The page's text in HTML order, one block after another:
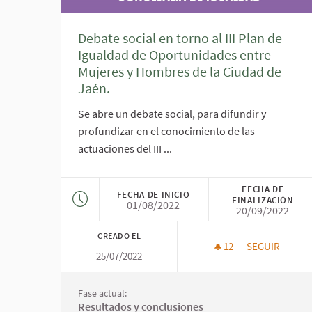
Debate social en torno al III Plan de
Igualdad de Oportunidades entre
Mujeres y Hombres de la Ciudad de
Jaén.
Se abre un debate social, para difundir y
profundizar en el conocimiento de las
actuaciones del III ...
FECHA DE INICIO
01/08/2022
FECHA DE
FINALIZACIÓN
20/09/2022
CREADO EL
25/07/2022
12 12 SEGUIDORAS
SEGUIR
Fase actual:
Resultados y conclusiones